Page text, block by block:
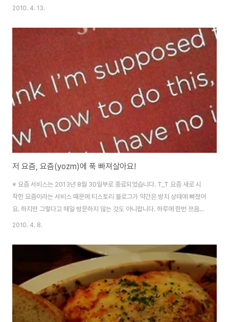
을 듣기 원하고 있었다. 마치 삶의 마지막에 서서 뒤를 돌아보았을 때 내 자신이
경력을 쌓고 연봉을 쌓기 위함이 아니라 내적인 성장을 하기 위함이라고 그는
이야기한다. 지금 현재 일본은 나의 아버지, 아니 조금 윗세대들은 지금의 우리
세대를 불쌍하게도 보지만 탐탁치 않게 보는 시선이 있는 것 같다. 지난번 '취업
난'에 대한 다큐를 보면서도 느낀 것이지만, 일본의 대다수 '희생'과 '긍지'를
2010. 4. 13.
저 요즘, 요즘(yozm)에 푹 빠져살아요!
※ 요즘 서비스는 2013년 8월 30일부로 종료되었습니다. T_T 요즘 새로 시
작한 요즘이라는 서비스 때문에 티스토리 블로그가 약간은 방치 상태에 빠졌어
요. 하지만 그렇다고 매일 방문하지 않는 것도 아니랍니다. 하루에 한번 쯔음은
새로운 업데이트가 없는지도 확인하고 매일 블로그에서 올라오는 글들은 모두
장이 되어버리는지, 조심조심합니다. 오늘은 그동안 요즘을 하면서 개인적으로
느낀 점을 조금 주저리주저리 써내려가볼까합니다. 블로그가 뜸했었던 것에 대
한 변명이라고 해야할지, 아니면 저희 티스토리 블로그 친구 혹은 구독자 분들
에게 모처럼 하고 싶은 이야기가 생겼다라고 할까요. 아무튼 제 이야기 들어보
실래요? * 참고로 저는 트위터..
2010. 4. 8.